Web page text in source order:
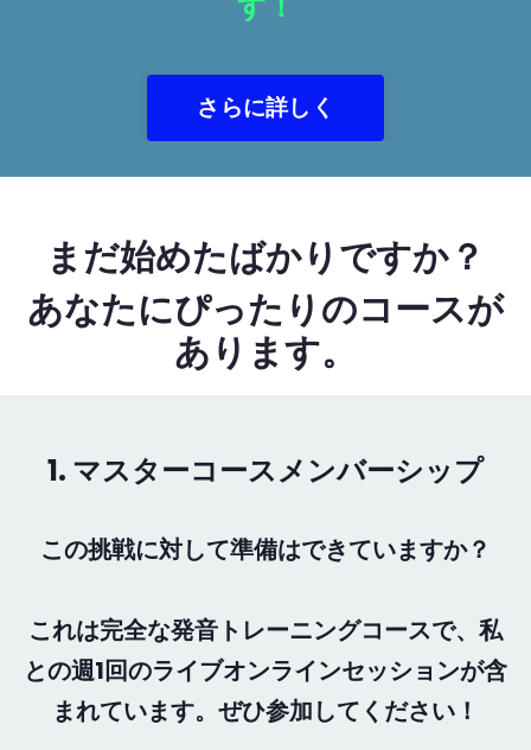
さらに詳しく
まだ始めたばかりですか？
あなたにぴったりのコースが
あります。
1. マスターコースメンバーシップ
この挑戦に対して準備はできていますか？
これは完全な発音トレーニングコースで、私
との週1回のライブオンラインセッションが含
まれています。ぜひ参加してください！